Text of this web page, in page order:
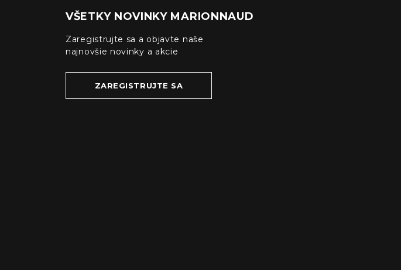
VŠETKY NOVINKY MARIONNAUD
Zaregistrujte sa a objavte naše
najnovšie novinky a akcie
ZAREGISTRUJTE SA